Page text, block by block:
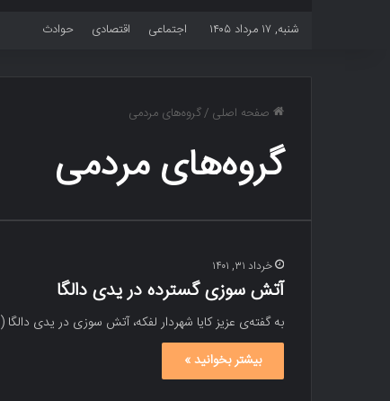
شنبه, ۱۷ مرداد ۱۴۰۵ اجتماعی اقتصادی حوادث
صفحه اصلی /گروه‌های مردمی
گروه‌های مردمی
خرداد ۳۱, ۱۴۰۱
آتش سوزی گسترده در یدی دالگا
به گفته‌ی عزیز کایا شهردار لفکه، آتش سوزی در یدی دالگا (Yedidalga) در حال گسترش و نزدیک شدن به منازل…
بیشتر بخوانید »